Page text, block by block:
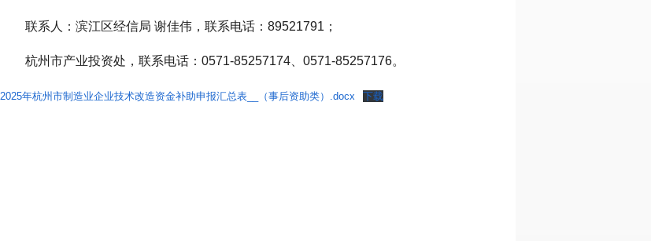
联系人：滨江区经信局 谢佳伟，联系电话：89521791；
杭州市产业投资处，联系电话：0571-85257174、0571-85257176。
2025年杭州市制造业企业技术改造资金补助申报汇总表__（事后资助类）.docx 下载